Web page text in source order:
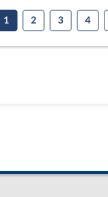
1 2 3 4